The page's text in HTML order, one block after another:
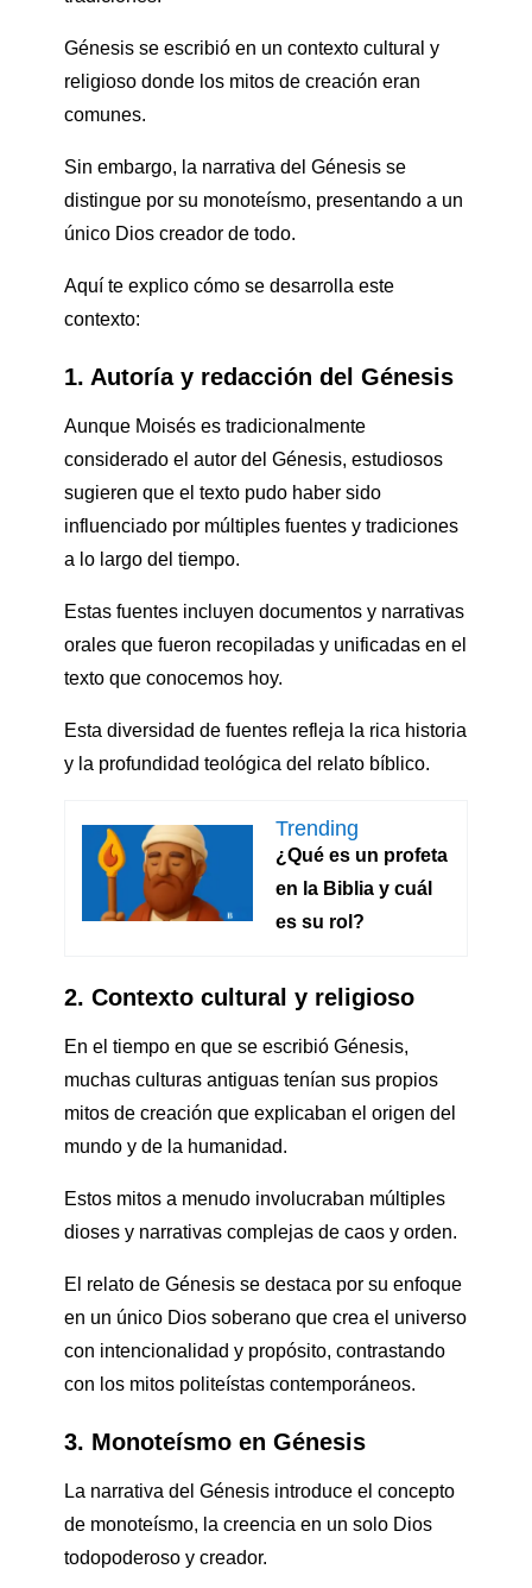
Génesis se escribió en un contexto cultural y
religioso donde los mitos de creación eran
comunes.
Sin embargo, la narrativa del Génesis se
distingue por su monoteísmo, presentando a un
único Dios creador de todo.
Aquí te explico cómo se desarrolla este
contexto:
1. Autoría y redacción del Génesis
Aunque Moisés es tradicionalmente
considerado el autor del Génesis, estudiosos
sugieren que el texto pudo haber sido
influenciado por múltiples fuentes y tradiciones
a lo largo del tiempo.
Estas fuentes incluyen documentos y narrativas
orales que fueron recopiladas y unificadas en el
texto que conocemos hoy.
Esta diversidad de fuentes refleja la rica historia
y la profundidad teológica del relato bíblico.
Trending
¿Qué es un profeta
en la Biblia y cuál
es su rol?
2. Contexto cultural y religioso
En el tiempo en que se escribió Génesis,
muchas culturas antiguas tenían sus propios
mitos de creación que explicaban el origen del
mundo y de la humanidad.
Estos mitos a menudo involucraban múltiples
dioses y narrativas complejas de caos y orden.
El relato de Génesis se destaca por su enfoque
en un único Dios soberano que crea el universo
con intencionalidad y propósito, contrastando
con los mitos politeístas contemporáneos.
3. Monoteísmo en Génesis
La narrativa del Génesis introduce el concepto
de monoteísmo, la creencia en un solo Dios
todopoderoso y creador.